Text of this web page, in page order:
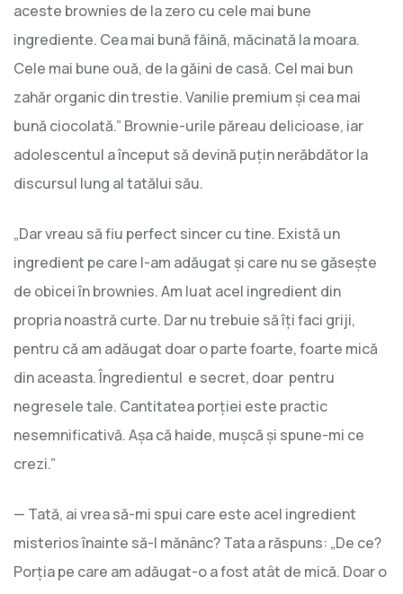
aceste brownies de la zero cu cele mai bune
ingrediente. Cea mai bună făină, măcinată la moara.
Cele mai bune ouă, de la găini de casă. Cel mai bun
zahăr organic din trestie. Vanilie premium și cea mai
bună ciocolată.” Brownie-urile păreau delicioase, iar
adolescentul a început să devină puțin nerăbdător la
discursul lung al tatălui său.
„Dar vreau să fiu perfect sincer cu tine. Există un
ingredient pe care l-am adăugat şi care nu se găsește
de obicei în brownies. Am luat acel ingredient din
propria noastră curte. Dar nu trebuie să îți faci griji,
pentru că am adăugat doar o parte foarte, foarte mică
din aceasta. Îngredientul e secret, doar pentru
negresele tale. Cantitatea porției este practic
nesemnificativă. Așa că haide, mușcă și spune-mi ce
crezi.”
— Tată, ai vrea să-mi spui care este acel ingredient
misterios înainte să-l mănânc? Tata a răspuns: „De ce?
Porția pe care am adăugat-o a fost atât de mică. Doar o